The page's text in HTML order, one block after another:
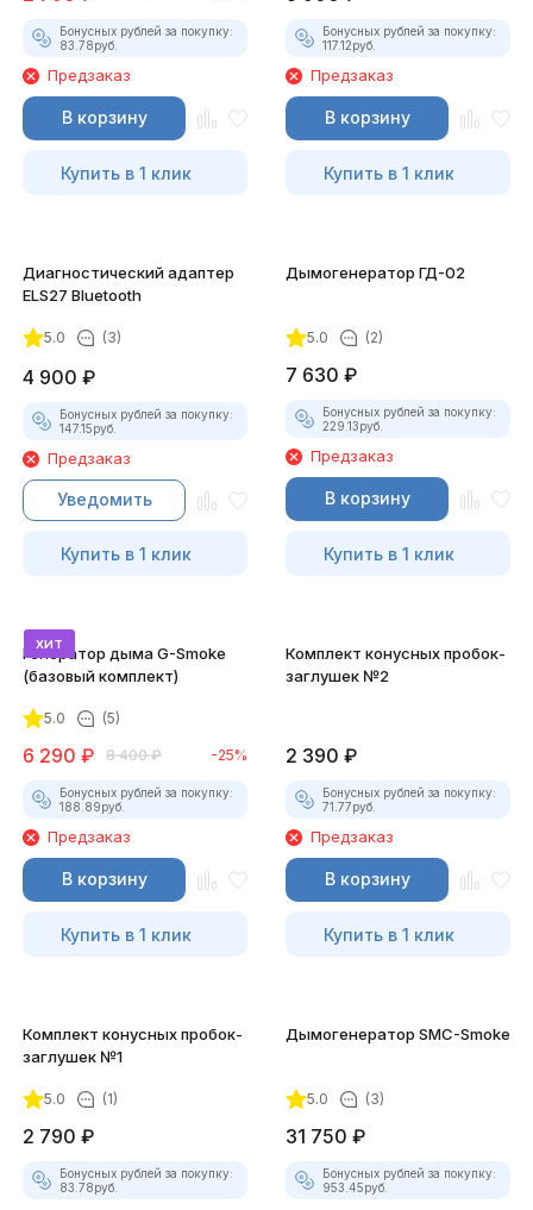
Бонусных рублей за покупку:
83.78руб.
Предзаказ
В корзину
Купить в 1 клик
Бонусных рублей за покупку:
117.12руб.
Предзаказ
В корзину
Купить в 1 клик
Диагностический адаптер
ELS27 Bluetooth
5.0 (3)
4 900 ₽
Бонусных рублей за покупку:
147.15руб.
Предзаказ
Уведомить
Купить в 1 клик
Дымогенератор ГД-02
5.0 (2)
7 630 ₽
Бонусных рублей за покупку:
229.13руб.
Предзаказ
В корзину
Купить в 1 клик
хит
Генератор дыма G-Smoke
(базовый комплект)
5.0 (5)
6 290 ₽ 8 400 ₽ -25%
Бонусных рублей за покупку:
188.89руб.
Предзаказ
В корзину
Купить в 1 клик
Комплект конусных пробок-
заглушек №2
2 390 ₽
Бонусных рублей за покупку:
71.77руб.
Предзаказ
В корзину
Купить в 1 клик
Комплект конусных пробок-
заглушек №1
5.0 (1)
2 790 ₽
Бонусных рублей за покупку:
83.78руб.
Дымогенератор SMC-Smoke
5.0 (3)
31 750 ₽
Бонусных рублей за покупку:
953.45руб.